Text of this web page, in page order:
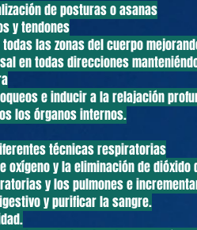
de posturas o asanas
y tendones
las zonas del cuerpo
en todas direcciones
e inducir a la relajación
los órganos internos.
técnicas respiratorias
y la eliminación de dióxido
y los pulmones e
y purificar la sangre.